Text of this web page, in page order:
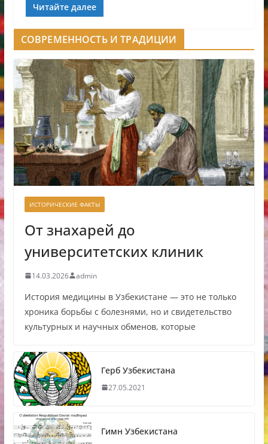
Читайте далее
СОВРЕМЕННОСТЬ И ТРАДИЦИИ
ИСТОРИЧЕСКИЕ ФАКТЫ
От знахарей до
университетских клиник
14.03.2026 admin
История медицины в Узбекистане — это не только
хроника борьбы с болезнями, но и свидетельство
культурных и научных обменов, которые
Герб Узбекистана
27.05.2021
Гимн Узбекистана